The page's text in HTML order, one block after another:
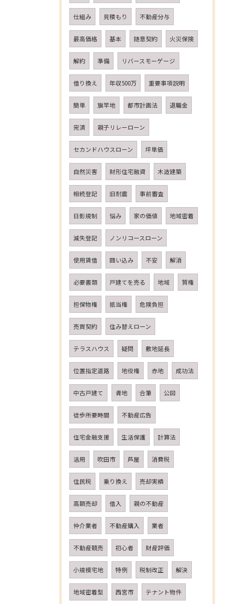
仕組み 見積もり 不動産分与
最高価格 基本 随意契約 火災保険
解約 準備 リバースモーゲージ
借り換え 年収500万 重要事項説明
簡単 旗竿地 都市計画法 退職金
完済 親子リレーローン
セカンドハウスローン 坪単価
自然災害 財形住宅融資 木造建築
相続登記 旧耐震 事前審査
日影規制 悩み 家の価値 地域密着
減失登記 ノンリコースローン
使用賃借 囲い込み 不安 解消
必要書類 戸建てを売る 地域 質権
担保物権 抵当権 危険負担
売買契約 住み替えローン
テラスハウス 疑問 敷地延長
位置指定道路 地役権 赤地 成功法
中古戸建て 青地 合筆 公図
徒歩所要時間 不動産広告
住宅金融支援 生活保護 計算法
活用 吹田市 芦屋 消費税
住民税 乗り換え 売却実績
高額売却 借入 親の不動産
仲介業者 不動産購入 業者
不動産競売 初心者 財産評価
小規模宅地 特例 税制改正 解決
地域密着型 西宮市 テナント物件